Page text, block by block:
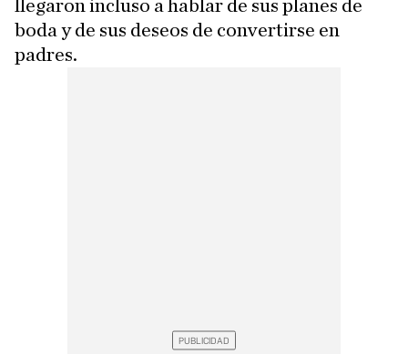
llegaron incluso a hablar de sus planes de
boda y de sus deseos de convertirse en
padres.